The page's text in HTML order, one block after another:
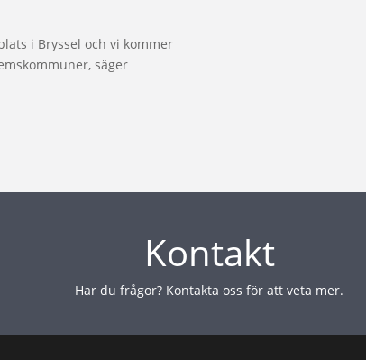
i Bryssel och vi kommer
säger
Kontakt
Har du frågor? Kontakta oss för att veta mer.